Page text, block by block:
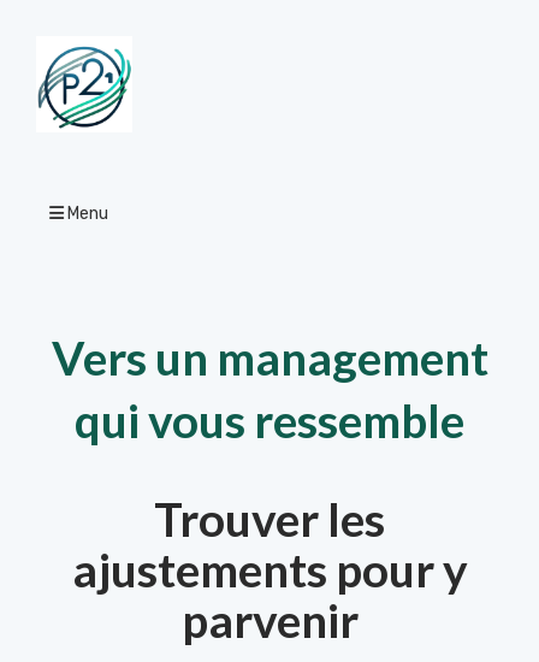
Menu
Vers un management
qui vous ressemble
Trouver les
ajustements pour y
parvenir